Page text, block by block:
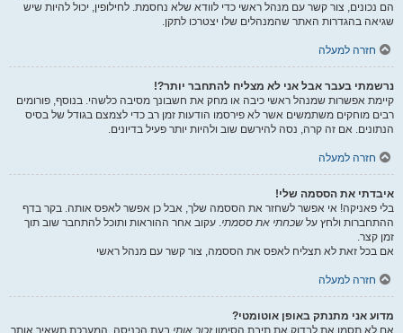
הם נכונים, צור קשר עם מנהל ראשי כדי לוודא שלא נחסמת. לחילופין, יכול להיות שיש
שגיאה בהגדרות האתר שהמנהלים שלו יצטרכו לתקן.
חזרה למעלה
נרשמתי בעבר אבל אני לא מצליח להתחבר יותר?!
קיימת אפשרות שמנהל ראשי כיבה או מחק את חשבונך מסיבה כלשהי. בנוסף, פורומים
רבים מוחקים משתמשים אשר לא פירסמו הודעות זמן רב כדי לצמצם בגודל של בסיס
הנתונים. אם זה קרה, נסה להירשם שוב ולהיות יותר פעיל בדיונים.
חזרה למעלה
איבדתי את הססמה שלי!
בלי פאניקה! אי אפשר לשחזר את הססמה שלך, אבל כן אפשר לאפס אותה. בקר בדף
ההתחברות ולחץ על שכחתי את ססמתי. עקוב אחר ההוראות ותוכל להתחבר שוב תוך
זמן קצר.
אם בכל זאת לא תצליח לאפס את הססמה, צור קשר עם מנהל ראשי
חזרה למעלה
מדוע אני מתנתק באופן אוטומטי?
אם לא תסמן את לבדוק את תיבת הסימוןזכור אותי בעת הכניסה, המערכת תשאיר אותך